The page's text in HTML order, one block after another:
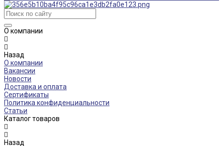
О компании
Назад
О компании
Вакансии
Новости
Доставка и оплата
Сертификаты
Политика конфиденциальности
Статьи
Каталог товаров
Назад